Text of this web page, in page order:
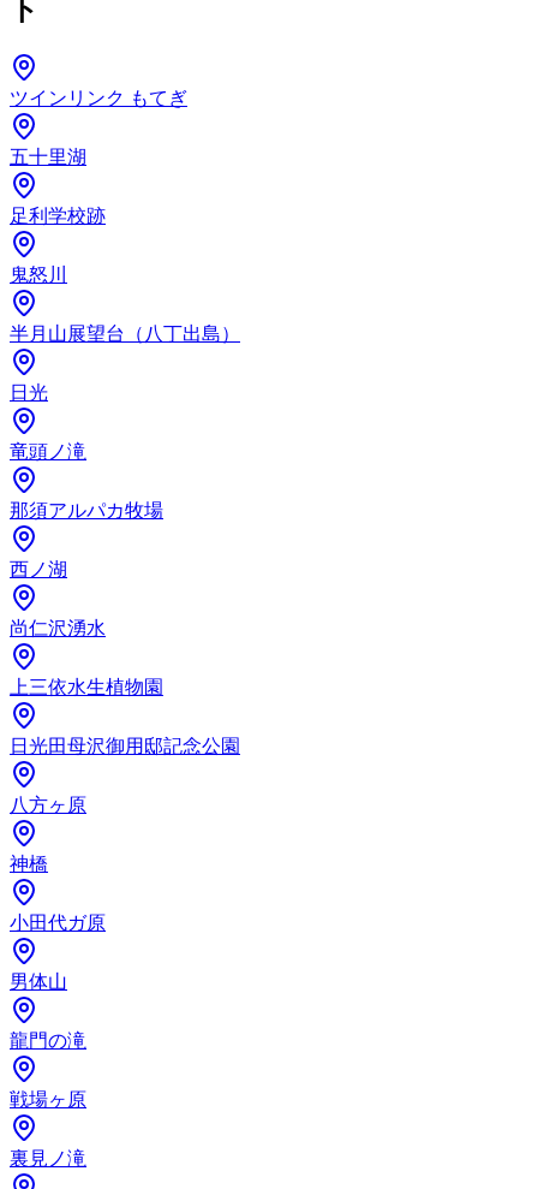
ト
ツインリンク もてぎ
五十里湖
足利学校跡
鬼怒川
半月山展望台（八丁出島）
日光
竜頭ノ滝
那須アルパカ牧場
西ノ湖
尚仁沢湧水
上三依水生植物園
日光田母沢御用邸記念公園
八方ヶ原
神橋
小田代ガ原
男体山
龍門の滝
戦場ヶ原
裏見ノ滝